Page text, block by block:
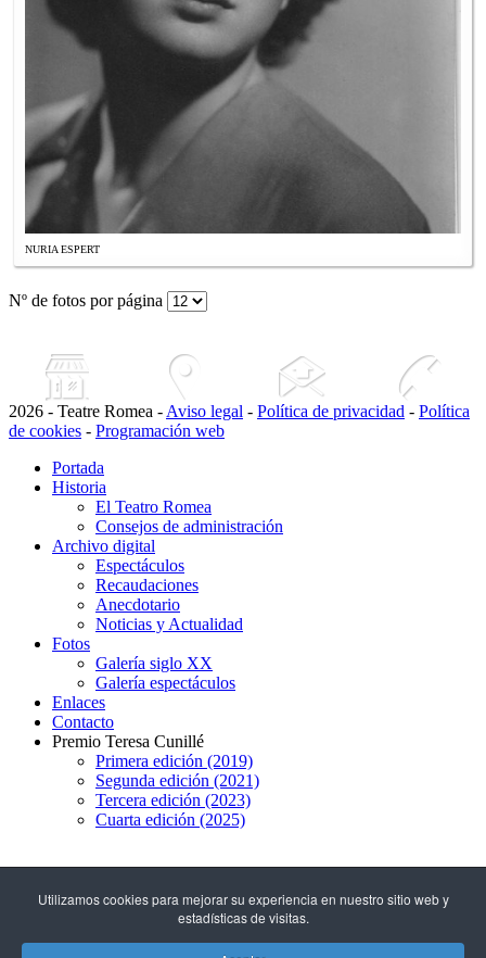
NURIA ESPERT
Nº de fotos por página
2026 - Teatre Romea - Aviso legal - Política de privacidad - Política
de cookies - Programación web
Portada
Historia
El Teatro Romea
Consejos de administración
Archivo digital
Espectáculos
Recaudaciones
Anecdotario
Noticias y Actualidad
Fotos
Galería siglo XX
Galería espectáculos
Enlaces
Contacto
Premio Teresa Cunillé
Primera edición (2019)
Segunda edición (2021)
Tercera edición (2023)
Cuarta edición (2025)
(08001 - Barcelona)
Utilizamos cookies para mejorar su experiencia en nuestro sitio web y
estadísticas de visitas.